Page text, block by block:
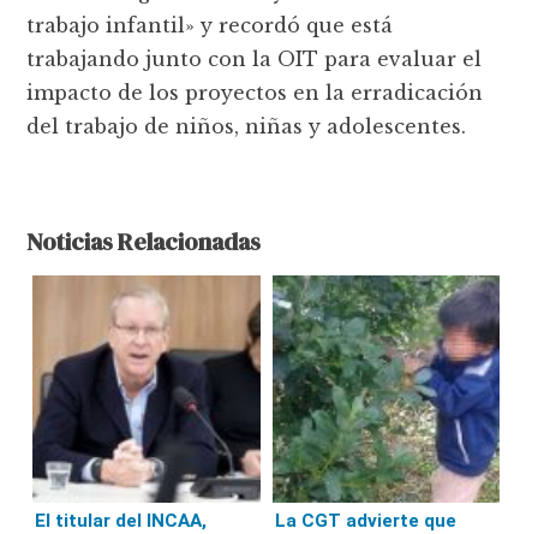
trabajo infantil» y recordó que está
trabajando junto con la OIT para evaluar el
impacto de los proyectos en la erradicación
del trabajo de niños, niñas y adolescentes.
Noticias Relacionadas
El titular del INCAA,
La CGT advierte que